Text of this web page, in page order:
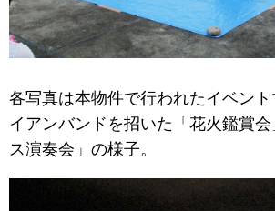
各写真は本物件で行われたイベン
イアンバンドを招いた「花火鑑賞
ス演奏会」の様子。